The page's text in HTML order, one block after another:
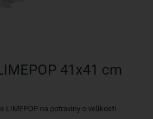
41x41 cm
LIMEPOP na potraviny o velikosti